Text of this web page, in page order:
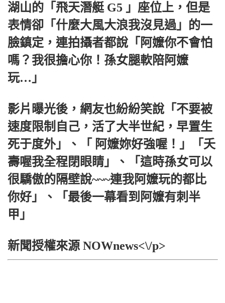
湖山的「飛天潛艇 G5 」座位上，但是
表情卻「什麼大風大浪我沒見過」的一
臉鎮定，連拍攝者都說「阿嬤你不會怕
嗎？我很擔心你！孫女腿軟陪阿嬤
玩…」
影片曝光後，網友也紛紛笑說「不要被
速度限制自己，活了大半世紀，早置生
死于度外」、「 阿嬤妳好強喔！」「夭
壽喔我全程閉眼睛」、「這時孫女可以
很驕傲的隔壁說~~~連我阿嬤玩的都比
你好」、「最後一幕看到阿嬤有刺半
甲」
新聞授權來源 NOWnews<\/p>